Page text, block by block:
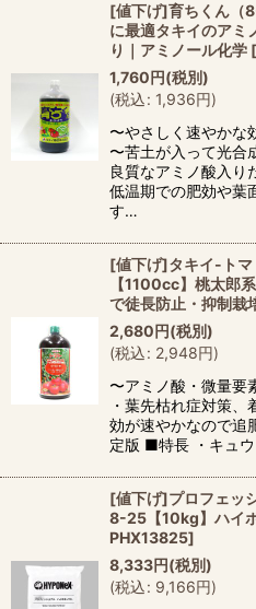
[値下げ]育ちくん（
に最適タキイのアミ
り｜アミノール化学 [
1,760円(税別)
(税込: 1,936円)
〜やさしく速やかな
〜苦土が入って光合
良質なアミノ酸入り
低温期での肥効や葉
す…
[値下げ]タキイ-ト
【1100cc】桃太郎
で徒長防止・抑制栽
2,680円(税別)
(税込: 2,948円)
〜アミノ酸・微量要
・葉先枯れ症対策
効が速やかなので追
定版 ■特長 ・キュ
[値下げ]プロフェッ
8-25【10kg】ハイ
PHX13825]
8,333円(税別)
(税込: 9,166円)